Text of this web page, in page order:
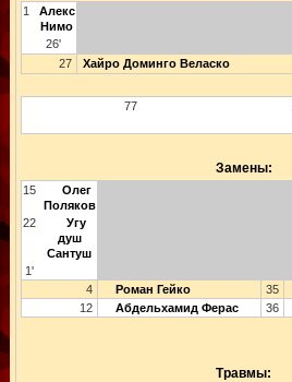
1
Алекс
Нимо
26'
27
Хайро Доминго Веласко
77
Замены:
15
Олег
Поляков
22
Угу
душ
Сантуш
1'
4
Роман Гейко 35
12
Абдельхамид Ферас 36
Травмы: